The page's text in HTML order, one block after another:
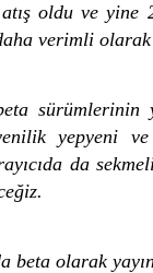
oldu ve yine
verimli olarak
sürümlerinin
yepyeni
da
beta olarak